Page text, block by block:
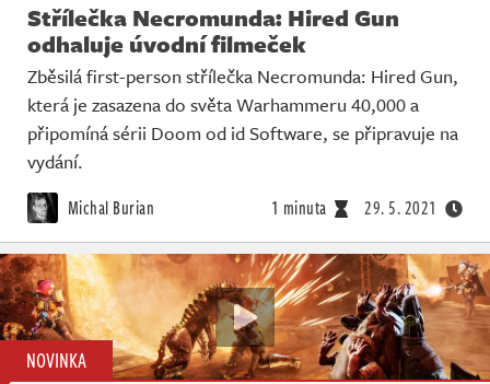
Střílečka Necromunda: Hired Gun
odhaluje úvodní filmeček
Zběsilá first-person střílečka Necromunda: Hired Gun,
která je zasazena do světa Warhammeru 40,000 a
připomíná sérii Doom od id Software, se připravuje na
vydání.
Michal Burian 1 minuta 29. 5. 2021
NOVINKA